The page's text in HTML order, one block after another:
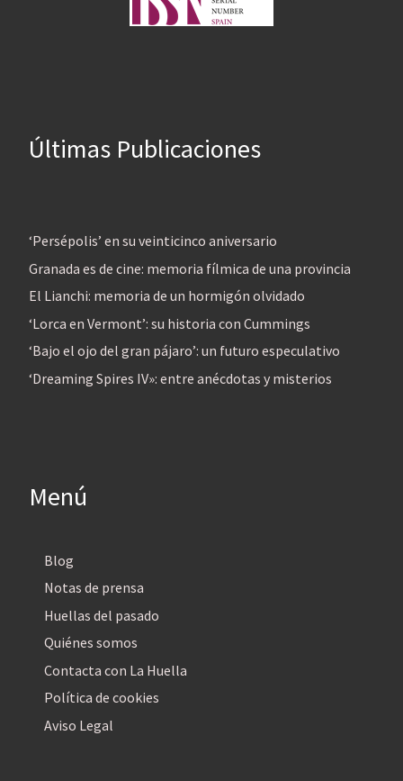
Últimas Publicaciones
‘Persépolis’ en su veinticinco aniversario
Granada es de cine: memoria fílmica de una provincia
El Lianchi: memoria de un hormigón olvidado
‘Lorca en Vermont’: su historia con Cummings
‘Bajo el ojo del gran pájaro’: un futuro especulativo
‘Dreaming Spires IV»: entre anécdotas y misterios
Menú
Blog
Notas de prensa
Huellas del pasado
Quiénes somos
Contacta con La Huella
Política de cookies
Aviso Legal